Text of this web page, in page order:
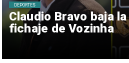
Claudio Bravo baja
fichaje de Vozinha
DEPORTES